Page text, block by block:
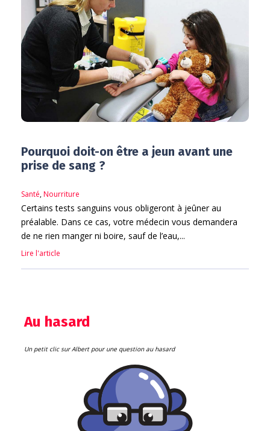
Pourquoi doit-on être a jeun avant une
prise de sang ?
Santé,Nourriture
Certains tests sanguins vous obligeront à jeûner au
préalable. Dans ce cas, votre médecin vous demandera
de ne rien manger ni boire, sauf de l’eau,...
Lire l'article
Au hasard
Un petit clic sur Albert pour une question au hasard